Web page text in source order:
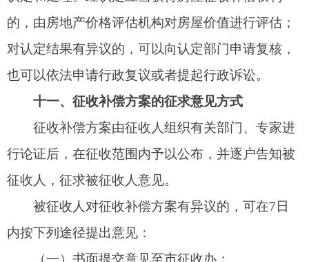
11月30日，最大限度地实现签约，对最后达不成协
议户经市政府同意申请行政裁决。
收尾阶段：2025年12月1日—2025年12月31
日，费用结算，清运垃圾，验收。
十四、征收组织与实施
收，市国有土地上房屋征收与补偿管理办公室为征
收部门，幸福街道办事处为征收实施单位。
（一）财政部门负责筹措征收补偿资金，并按
进度将补偿安置资金汇入指定账户，监督资金使